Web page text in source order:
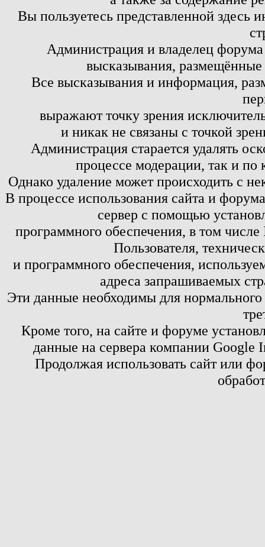
Вы пользуетесь представленной здесь
Администрация и владелец
высказывания,
Все высказывания и информация,
выражают точку зрения
и никак не связаны с точкой
Администрация старается удалять
процессе модерации, так и по
Однако удаление может происходить с
В процессе использования сайта и
сервер с помощью
программного обеспечения, в том
Пользователя,
и программного обеспечения,
адреса запрашиваемых
Эти данные необходимы для
Кроме того, на сайте и форуме
данные на сервера компании
Продолжая использовать сайт или